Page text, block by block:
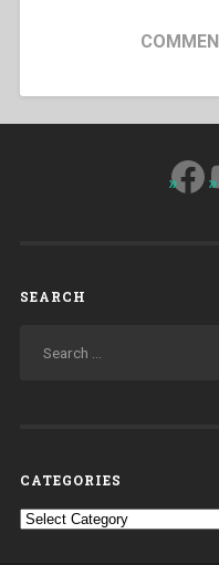
SEARCH
CATEGORIES
Categories